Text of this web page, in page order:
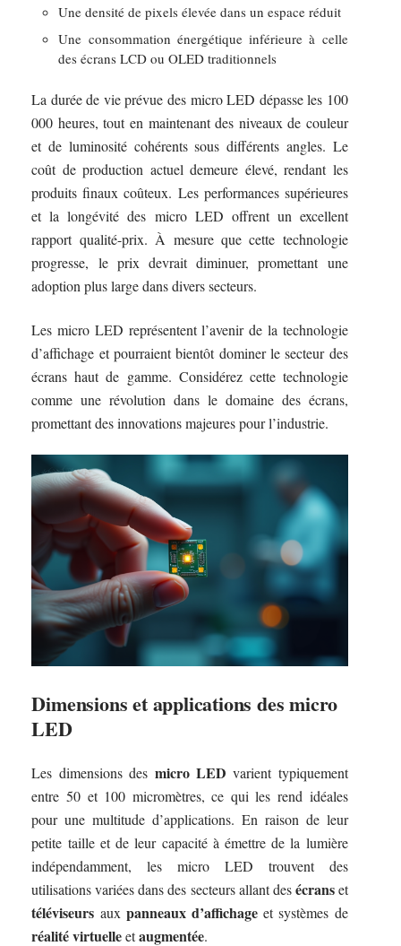
Une densité de pixels élevée dans un espace réduit
Une consommation énergétique inférieure à celle
des écrans LCD ou OLED traditionnels
La durée de vie prévue des micro LED dépasse les 100
000 heures, tout en maintenant des niveaux de couleur
et de luminosité cohérents sous différents angles. Le
coût de production actuel demeure élevé, rendant les
produits finaux coûteux. Les performances supérieures
et la longévité des micro LED offrent un excellent
rapport qualité-prix. À mesure que cette technologie
progresse, le prix devrait diminuer, promettant une
adoption plus large dans divers secteurs.
Les micro LED représentent l’avenir de la technologie
d’affichage et pourraient bientôt dominer le secteur des
écrans haut de gamme. Considérez cette technologie
comme une révolution dans le domaine des écrans,
promettant des innovations majeures pour l’industrie.
Dimensions et applications des micro
LED
Les dimensions des micro LED varient typiquement
entre 50 et 100 micromètres, ce qui les rend idéales
pour une multitude d’applications. En raison de leur
petite taille et de leur capacité à émettre de la lumière
indépendamment, les micro LED trouvent des
utilisations variées dans des secteurs allant desécranset
téléviseurs aux panneaux d’affichage et systèmes de
réalité virtuelleetaugmentée.